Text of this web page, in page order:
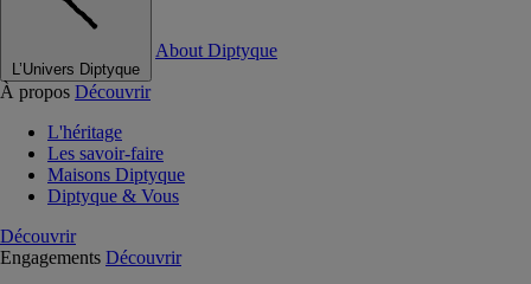
L’Univers Diptyque
About Diptyque
À propos Découvrir
L'héritage
Les savoir-faire
Maisons Diptyque
Diptyque & Vous
Découvrir
Engagements Découvrir